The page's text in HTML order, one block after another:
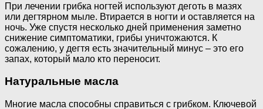
При лечении грибка ногтей используют деготь в мазях
или дегтярном мыле. Втирается в ногти и оставляется на
ночь. Уже спустя несколько дней применения заметно
снижение симптоматики, грибы уничтожаются. К
сожалению, у дегтя есть значительный минус – это его
запах, который мало кто переносит.
Натуральные масла
Многие масла способны справиться с грибком. Ключевой